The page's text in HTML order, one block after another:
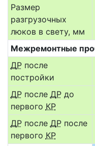
Размер
разгрузочных
люков в свету, мм
Межремонтные
ДРпосле
постройки
ДРпосле ДРдо
первого КР
ДРпосле ДРпосле
первого КР